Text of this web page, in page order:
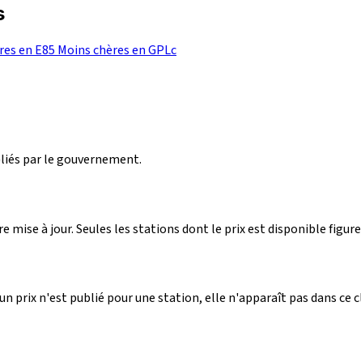
en E85 Moins chères en GPLc
par le gouvernement.
mise à jour. Seules les stations dont le prix est disponible
prix n'est publié pour une station, elle n'apparaît pas dans ce